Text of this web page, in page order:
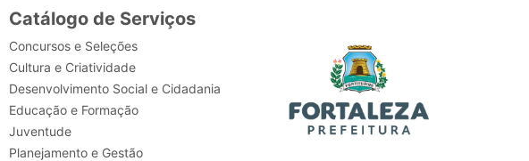
Catálogo de Serviços
Concursos e Seleções
Cultura e Criatividade
Desenvolvimento Social e Cidadania
Educação e Formação
Juventude
Planejamento e Gestão